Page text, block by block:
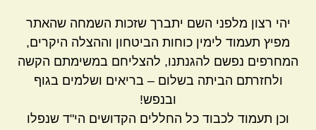
יהי רצון מלפני השם יתברך שזכות השמחה שהאתר
מפיץ תעמוד לימין כוחות הביטחון וההצלה היקרים,
המחרפים נפשם להגנתנו, להצליחם במשימתם הקשה
ולחזרתם הביתה בשלום – בריאים ושלמים בגוף
ובנפש!
וכן תעמוד לכבוד כל החללים הקדושים הי"ד שנפלו